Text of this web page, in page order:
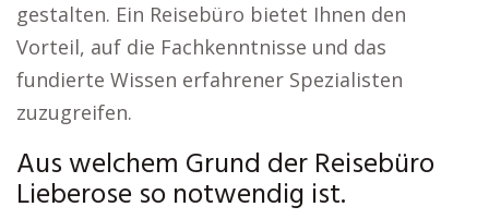
gestalten. Ein Reisebüro bietet Ihnen den
Vorteil, auf die Fachkenntnisse und das
fundierte Wissen erfahrener Spezialisten
zuzugreifen.
Aus welchem Grund der Reisebüro
Lieberose so notwendig ist.